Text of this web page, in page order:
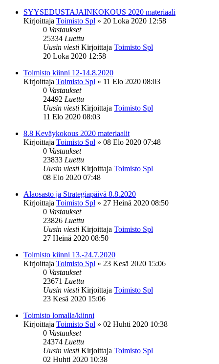
SYYSEDUSTAJAINKOKOUS 2020 materiaali
Kirjoittaja Toimisto Spl » 20 Loka 2020 12:58
0 Vastaukset
25334 Luettu
Uusin viesti Kirjoittaja Toimisto Spl
20 Loka 2020 12:58
Toimisto kiinni 12-14.8.2020
Kirjoittaja Toimisto Spl » 11 Elo 2020 08:03
0 Vastaukset
24492 Luettu
Uusin viesti Kirjoittaja Toimisto Spl
11 Elo 2020 08:03
8.8 Keväykokous 2020 materiaalit
Kirjoittaja Toimisto Spl » 08 Elo 2020 07:48
0 Vastaukset
23833 Luettu
Uusin viesti Kirjoittaja Toimisto Spl
08 Elo 2020 07:48
Alaosasto ja Strategiapäivä 8.8.2020
Kirjoittaja Toimisto Spl » 27 Heinä 2020 08:50
0 Vastaukset
23826 Luettu
Uusin viesti Kirjoittaja Toimisto Spl
27 Heinä 2020 08:50
Toimisto kiinni 13.-24.7.2020
Kirjoittaja Toimisto Spl » 23 Kesä 2020 15:06
0 Vastaukset
23671 Luettu
Uusin viesti Kirjoittaja Toimisto Spl
23 Kesä 2020 15:06
Toimisto lomalla/kiinni
Kirjoittaja Toimisto Spl » 02 Huhti 2020 10:38
0 Vastaukset
24374 Luettu
Uusin viesti Kirjoittaja Toimisto Spl
02 Huhti 2020 10:38